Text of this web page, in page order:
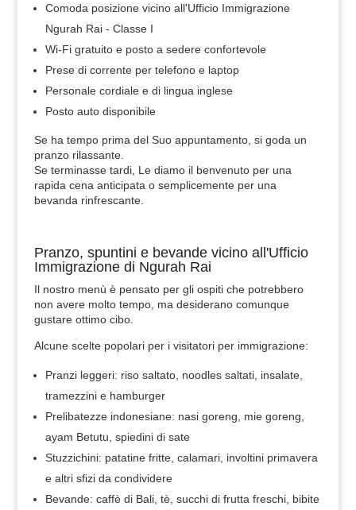
Comoda posizione vicino all'Ufficio Immigrazione
Ngurah Rai - Classe I
Wi-Fi gratuito e posto a sedere confortevole
Prese di corrente per telefono e laptop
Personale cordiale e di lingua inglese
Posto auto disponibile
Se ha tempo prima del Suo appuntamento, si goda un
pranzo rilassante.
Se terminasse tardi, Le diamo il benvenuto per una
rapida cena anticipata o semplicemente per una
bevanda rinfrescante.
Pranzo, spuntini e bevande vicino all'Ufficio
Immigrazione di Ngurah Rai
Il nostro menù è pensato per gli ospiti che potrebbero
non avere molto tempo, ma desiderano comunque
gustare ottimo cibo.
Alcune scelte popolari per i visitatori per immigrazione:
Pranzi leggeri: riso saltato, noodles saltati, insalate,
tramezzini e hamburger
Prelibatezze indonesiane: nasi goreng, mie goreng,
ayam Betutu, spiedini di sate
Stuzzichini: patatine fritte, calamari, involtini primavera
e altri sfizi da condividere
Bevande: caffè di Bali, tè, succhi di frutta freschi, bibite